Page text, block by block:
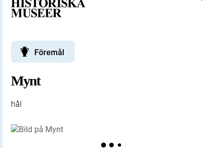
Föremål
Mynt
hål